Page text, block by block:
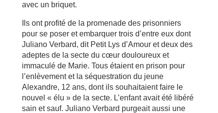
avec un briquet.
Ils ont profité de la promenade des prisonniers
pour se poser et embarquer trois d’entre eux dont
Juliano Verbard, dit Petit Lys d’Amour et deux des
adeptes de la secte du cœur douloureux et
immaculé de Marie. Tous étaient en prison pour
l’enlèvement et la séquestration du jeune
Alexandre, 12 ans, dont ils souhaitaient faire le
nouvel « élu » de la secte. L’enfant avait été libéré
sain et sauf. Juliano Verbard purgeait aussi une